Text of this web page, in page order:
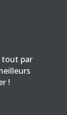
tout par
!